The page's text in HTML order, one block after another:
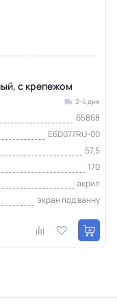
с крепежом
2-4 дня
65868
E6D077RU-00
57,5
170
акрил
экран под ванну